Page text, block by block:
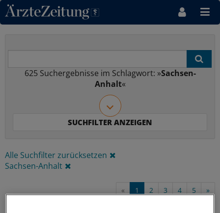
Direkt zum Inhaltsbereich
625 Suchergebnisse im Schlagwort: »Sachsen-
Anhalt«
Alle Suchfilter zurücksetzen
Sachsen-Anhalt
« 1 2 3 4 5 »